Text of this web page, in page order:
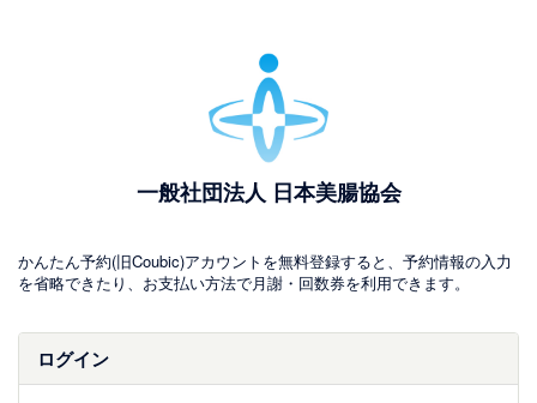
一般社団法人 日本美腸協会
かんたん予約(旧Coubic)アカウントを無料登録すると、予約情報の入力
を省略できたり、お支払い方法で月謝・回数券を利用できます。
ログイン